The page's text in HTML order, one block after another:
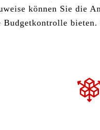
können Sie die